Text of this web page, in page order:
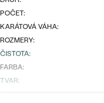
POČET:
KARÁTOVÁ VÁHA:
ROZMERY:
ČISTOTA:
FARBA:
TVAR:
BRUS: